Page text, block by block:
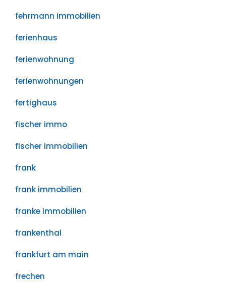
fehrmann immobilien
ferienhaus
ferienwohnung
ferienwohnungen
fertighaus
fischer immo
fischer immobilien
frank
frank immobilien
franke immobilien
frankenthal
frankfurt am main
frechen